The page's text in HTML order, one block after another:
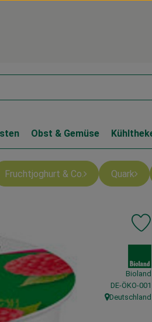
Obst & Gemüse
Fruchtjoghurt & Co. Quark
Bioland
,DE-ÖKO-001
, Herkunft:
Deutschland